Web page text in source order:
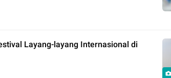
Layang-layang Internasional di